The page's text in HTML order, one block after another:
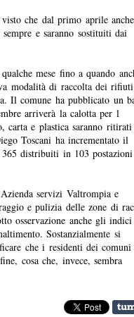
visto che dal primo aprile
e saranno sostituiti dai
mese fino a quando
modalità di raccolta dei
Il comune ha pubblicato un
arriverà la calotta per l
carta e plastica saranno ritirati
Toscani ha incrementato il
distribuiti in 103 postazioni
servizi Valtrompia e
e pulizia delle zone di
osservazione anche gli
Sostanzialmente si
che i residenti dei comuni
cosa che, invece, sembra